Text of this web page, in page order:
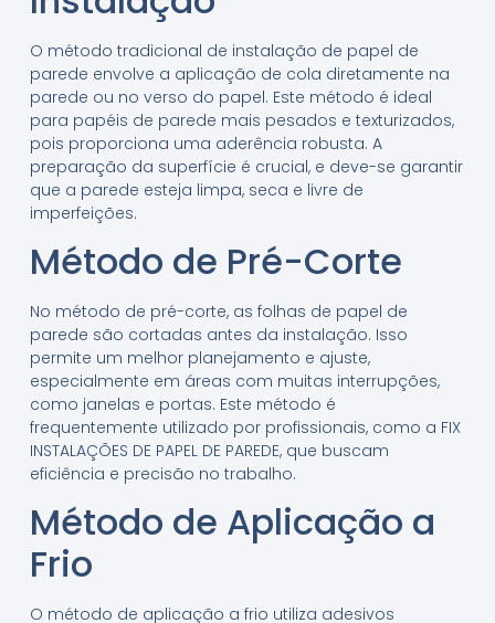
O método tradicional de instalação de papel de
parede envolve a aplicação de cola diretamente na
parede ou no verso do papel. Este método é ideal
para papéis de parede mais pesados e texturizados,
pois proporciona uma aderência robusta. A
preparação da superfície é crucial, e deve-se garantir
que a parede esteja limpa, seca e livre de
imperfeições.
Método de Pré-Corte
No método de pré-corte, as folhas de papel de
parede são cortadas antes da instalação. Isso
permite um melhor planejamento e ajuste,
especialmente em áreas com muitas interrupções,
como janelas e portas. Este método é
frequentemente utilizado por profissionais, como a FIX
INSTALAÇÕES DE PAPEL DE PAREDE, que buscam
eficiência e precisão no trabalho.
Método de Aplicação a
Frio
O método de aplicação a frio utiliza adesivos